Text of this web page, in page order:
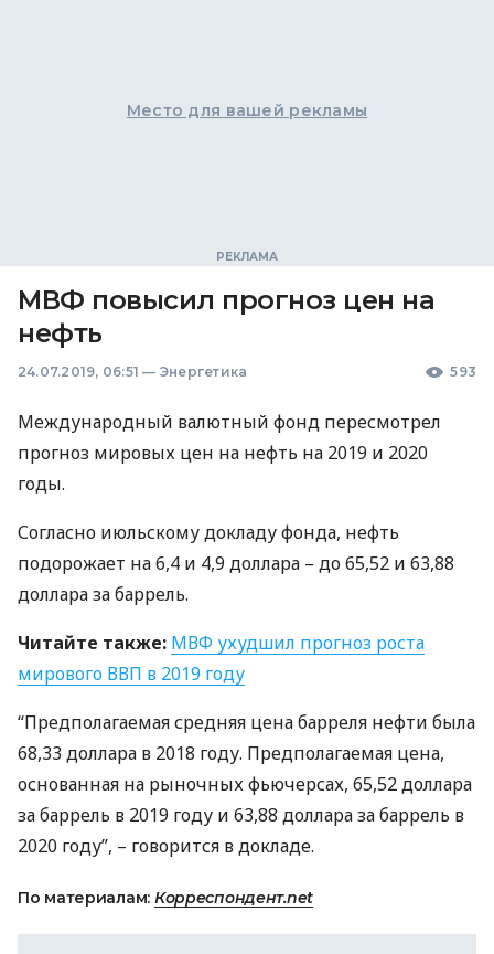
Место для вашей рекламы
МВФ повысил прогноз цен на
нефть
24.07.2019, 06:51 — Энергетика 593
Международный валютный фонд пересмотрел
прогноз мировых цен на нефть на 2019 и 2020
годы.
Согласно июльскому докладу фонда, нефть
подорожает на 6,4 и 4,9 доллара – до 65,52 и 63,88
доллара за баррель.
Читайте также: МВФ ухудшил прогноз роста
мирового ВВП в 2019 году
“Предполагаемая средняя цена барреля нефти была
68,33 доллара в 2018 году. Предполагаемая цена,
основанная на рыночных фьючерсах, 65,52 доллара
за баррель в 2019 году и 63,88 доллара за баррель в
2020 году”, – говорится в докладе.
По материалам: Корреспондент.net